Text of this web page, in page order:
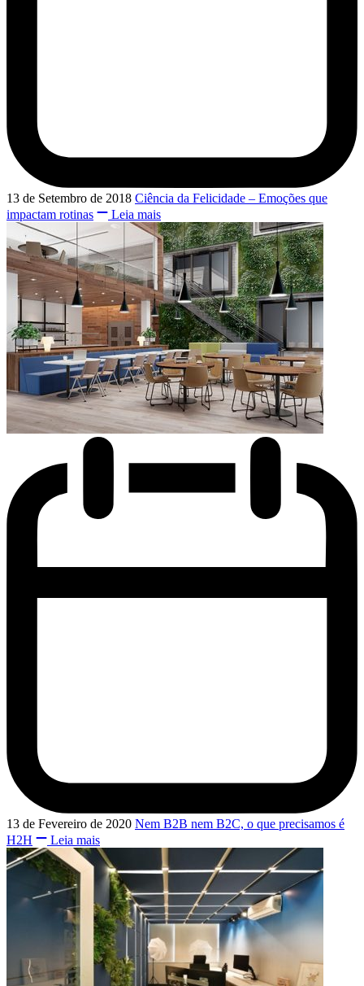
13 de Setembro de 2018 Ciência da Felicidade – Emoções que
impactam rotinas
Leia mais
13 de Fevereiro de 2020 Nem B2B nem B2C, o que precisamos é
H2H
Leia mais